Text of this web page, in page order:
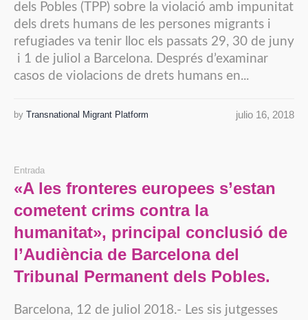
dels Pobles (TPP) sobre la violació amb impunitat
dels drets humans de les persones migrants i
refugiades va tenir lloc els passats 29, 30 de juny
i 1 de juliol a Barcelona. Després d’examinar
casos de violacions de drets humans en...
julio 16, 2018
by Transnational Migrant Platform
Entrada
«A les fronteres europees s’estan
cometent crims contra la
humanitat», principal conclusió de
l’Audiència de Barcelona del
Tribunal Permanent dels Pobles.
Barcelona, 12 de juliol 2018.- Les sis jutgesses